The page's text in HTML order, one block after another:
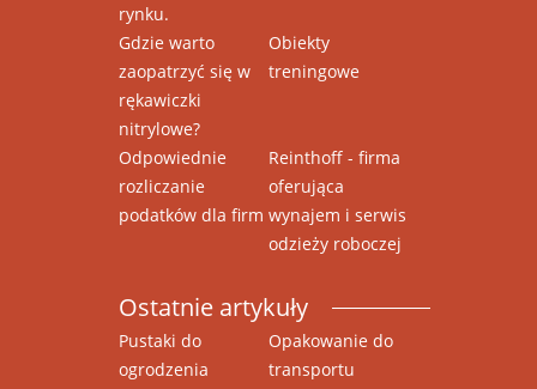
rynku.
Gdzie warto
zaopatrzyć się w
rękawiczki
nitrylowe?
Obiekty
treningowe
Odpowiednie
rozliczanie
podatków dla firm
Reinthoff - firma
oferująca
wynajem i serwis
odzieży roboczej
Ostatnie artykuły
Pustaki do
ogrodzenia
Opakowanie do
transportu